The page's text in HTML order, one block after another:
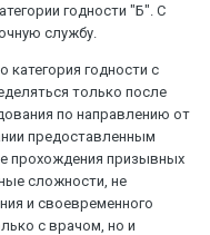
годности "Б". С
службу.
категория годности с
только после
по направлению от
предоставленным
прохождения призывных
сложности, не
и своевременного
с врачом, но и